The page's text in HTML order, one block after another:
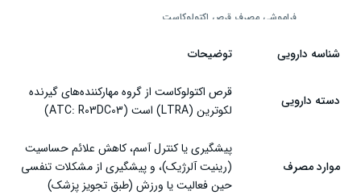
فراموشی مصرف قرص اکتولوکاست
قرص اکتولوکاست ۵ برای سرفه خوبه؟
موارد هشدار قرص اکتولوکاست
موارد منع مصرف قرص اکتولوکاست
قرص اکتولوکاست در بارداری
شناسه دارویی توضیحات
دسته دارویی
قرص اکتولوکاست از گروه مهارکننده‌های گیرنده
لکوترین (LTRA) است (ATC: R03DC03)
موارد مصرف
پیشگیری یا کنترل آسم، کاهش علائم حساسیت
(رینیت آلرژیک)، و پیشگیری از مشکلات تنفسی
حین فعالیت یا ورزش (طبق تجویز پزشک)